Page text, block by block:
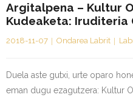
Argitalpena – Kultur
Kudeaketa: Iruditeria
2018-11-07 Ondarea Labrit
Duela aste gutxi, urte oparo
eman dugu ezagutzera: Kultur